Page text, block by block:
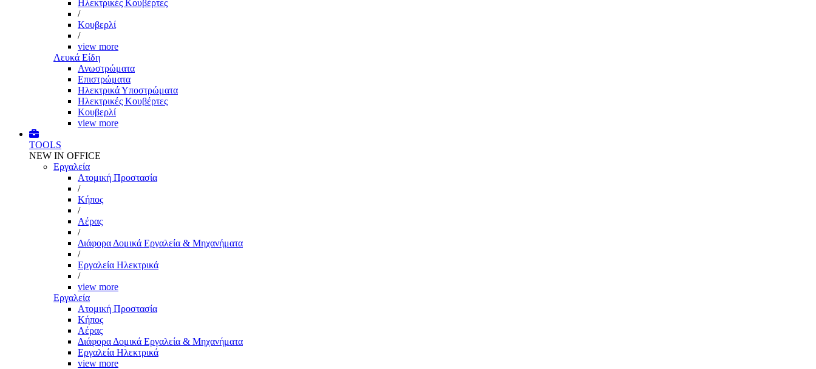
Ηλεκτρικές Κουβέρτες
/
Κουβερλί
/
view more
Λευκά Είδη
Ανωστρώματα
Επιστρώματα
Ηλεκτρικά Υποστρώματα
Ηλεκτρικές Κουβέρτες
Κουβερλί
view more
TOOLS
NEW IN OFFICE
Εργαλεία
Aτομική Προστασία
/
Kήπος
/
Αέρας
/
Διάφορα Δομικά Εργαλεία & Μηχανήματα
/
Εργαλεία Ηλεκτρικά
/
view more
Εργαλεία
Aτομική Προστασία
Kήπος
Αέρας
Διάφορα Δομικά Εργαλεία & Μηχανήματα
Εργαλεία Ηλεκτρικά
view more